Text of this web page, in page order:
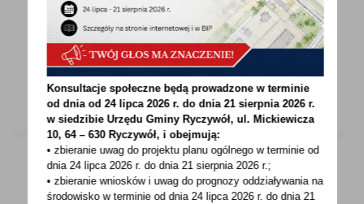
Szanowni Państwo! Informujemy, iż
na podstawie Zarządzenia nr 120/2/2024 z dnia
2 stycznia 2024...
08 - 01 - 2024
Konsultacje społeczne będą prowadzone w terminie
od dnia od 24 lipca 2026 r. do dnia 21 sierpnia 2026 r.
w siedzibie Urzędu Gminy Ryczywół, ul. Mickiewicza
10, 64 – 630 Ryczywół, i obejmują:
• zbieranie uwag do projektu planu ogólnego w terminie od
dnia 24 lipca 2026 r. do dnia 21 sierpnia 2026 r.;
• zbieranie wniosków i uwag do prognozy oddziaływania na
środowisko w terminie od dnia 24 lipca 2026 r. do dnia 21